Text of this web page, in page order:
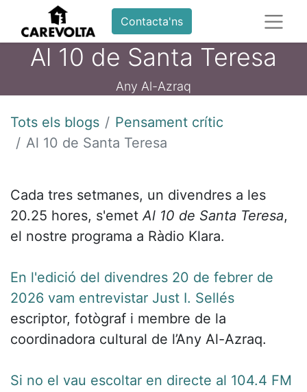
Contacta'ns
Al 10 de Santa Teresa
Any Al-Azraq
Tots els blogs
Pensament crític
Al 10 de Santa Teresa
Cada tres setmanes, un divendres a les
20.25 hores, s'emetAl 10 de Santa Teresa,
el nostre programa a Ràdio Klara.
En l'edició del divendres 20 de febrer de
2026 vam entrevistar Just I. Sellés
escriptor, fotògraf i membre de la
coordinadora cultural de l’Any Al-Azraq.
Si no el vau escoltar en directe al 104.4 FM